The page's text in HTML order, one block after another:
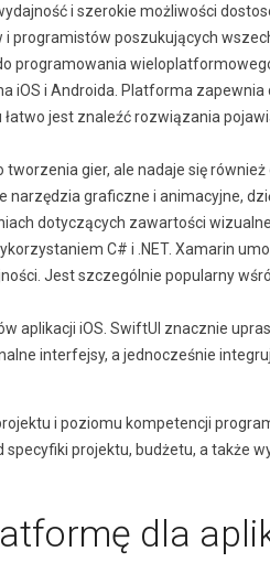
i szerokie możliwości
programistów poszukujących
programowania
iOS i Androida. Platforma zapewnia
jest znaleźć rozwiązania
gier, ale nadaje się również
narzędzia graficzne i animacyjne,
dotyczących zawartości
C# i .NET. Xamarin
Jest szczególnie popularny
aplikacji iOS. SwiftUI znacznie
interfejsy, a jednocześnie
i poziomu kompetencji
projektu, budżetu, a także
dla